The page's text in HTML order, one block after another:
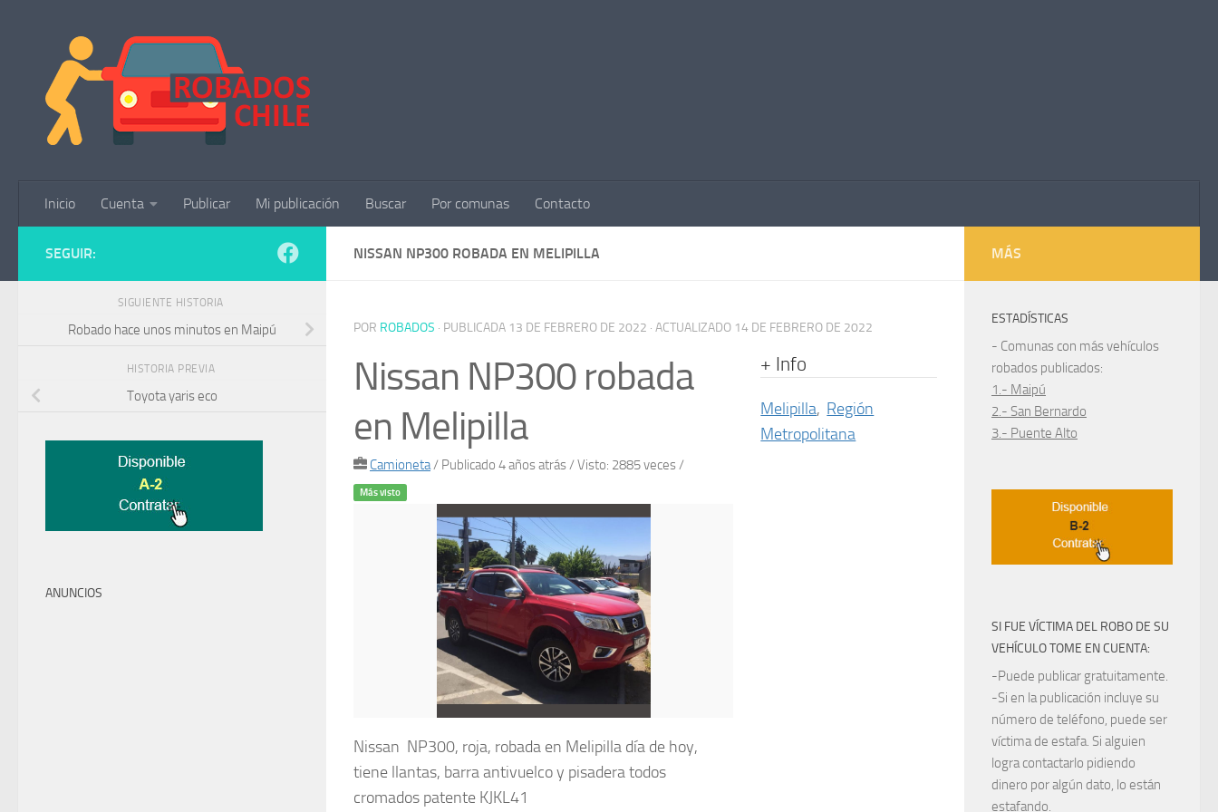
Inicio Cuenta Publicar Mi publicación Buscar Por comunas Contacto
NISSAN NP300 ROBADA EN MELIPILLA
POR ROBADOS · PUBLICADA 13 DE FEBRERO DE 2022 · ACTUALIZADO 14 DE FEBRERO DE 2022
Nissan NP300 robada
en Melipilla
Camioneta/ Publicado 4 años atrás/ Visto: 2885 veces /
Más visto
Nissan NP300, roja, robada en Melipilla día de hoy,
tiene llantas, barra antivuelco y pisadera todos
cromados patente KJKL41
+ Info
Melipilla, Región
Metropolitana
SEGUIR:
SIGUIENTE HISTORIA
Robado hace unos minutos en Maipú
HISTORIA PREVIA
Toyota yaris eco
ANUNCIOS
MÁS
ESTADÍSTICAS
- Comunas con más vehículos
robados publicados:
1.- Maipú
2.- San Bernardo
3.- Puente Alto
SI FUE VÍCTIMA DEL ROBO DE SU
VEHÍCULO TOME EN CUENTA:
-Puede publicar gratuitamente.
-Si en la publicación incluye su
número de teléfono, puede ser
víctima de estafa. Si alguien
logra contactarlo pidiendo
dinero por algún dato, lo están
estafando.